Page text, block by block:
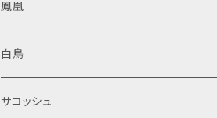
鳳凰
白鳥
サコッシュ